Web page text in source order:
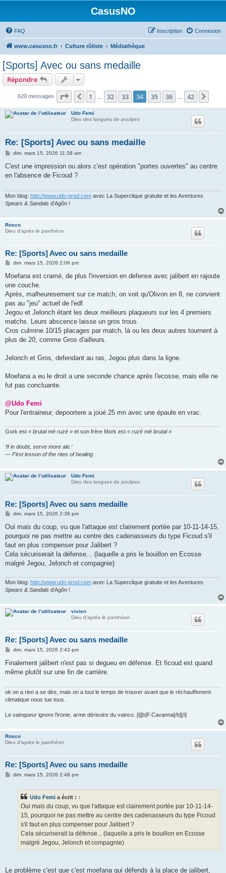
CasusNO
FAQ Connexion
Inscription
www.casusno.fr Culture rôliste Médiathèque
[Sports] Avec ou sans medaille
Répondre
620 messages Page 34 sur 42
Précédent
1 32 33 34 35 36 42
Udo Femi
Dieu des langues de poulpes
Re: [Sports] Avec ou sans medaille
M
s
a
dim. mars 15, 2026 11:38 am
C'est une impression ou alors c'est opération "portes ouvertes" au centre
en l'absence de Ficoud ?
Mon blog: http://www.udo-prod.com avec La Superclique gratuite et les Aventures
Spears & Sandals d'Agôn !
Rosco
Dieu d'après le panthéon
Re: [Sports] Avec ou sans medaille
M
s
a
g
dim. mars 15, 2026 2:06 pm
Moefana est cramé, de plus l'inversion en defense avec jalibert en rajoute
une couche.
Après, malheuresement sur ce match, on voit qu'Olivon en 8, ne convient
pas au "jeu" actuel de l'edf.
Jegou et Jelonch étant les deux meilleurs plaqueurs sur les 4 premiers
matchs. Leurs abscence laisse un gros trous.
Cros culmine 10/15 placages par match, là ou les deux autres tournent à
plus de 20, comme Gros d'ailleurs.
Jelonch et Gros, defendant au ras, Jegou plus dans la ligne.
Moefana a eu le droit a une seconde chance après l'ecosse, mais elle ne
fut pas concluante.
@Udo Femi
Pour l'entraineur, depoortere a joué 25 mn avec une épaule en vrac.
Gork est « brutal mè ruzé » et son frère Mork est « ruzé mè brutal »
‘If in doubt, serve more ale.’
— First lesson of the rites of healing
Udo Femi
Dieu des langues de poulpes
Re: [Sports] Avec ou sans medaille
M
s
a
g
dim. mars 15, 2026 2:39 pm
Oui mais du coup, vu que l'attaque est clairement portée par 10-11-14-15,
pourquoi ne pas mettre au centre des cadenasseurs du type Ficoud s'il
faut en plus compenser pour Jalibert ?
Cela sécuriserait la défense... (laquelle a pris le bouillon en Ecosse
malgré Jegou, Jelonch et compagnie)
Mon blog: http://www.udo-prod.com avec La Superclique gratuite et les Aventures
Spears & Sandals d'Agôn !
vivien
Dieu d'après le panthéon
Re: [Sports] Avec ou sans medaille
M
s
a
dim. mars 15, 2026 2:43 pm
Finalement jalibert n'est pas si degueu en défense. Et ficoud est quand
même plutôt sur une fin de carrière.
ok on a rien a se dire, mais on a tout le temps de trouver avant que le réchauffement
climatique nous tue tous.
Le vainqueur ignore l'ironie, arme dérisoire du vaincu. [i][b]F.Cavanna[/b][/i]
Rosco
Dieu d'après le panthéon
Re: [Sports] Avec ou sans medaille
Mdim. mars 15, 2026 2:48 pm
Udo Femi a écrit : ↑
Oui mais du coup, vu que l'attaque est clairement portée par 10-11-14-
15, pourquoi ne pas mettre au centre des cadenasseurs du type Ficoud
s'il faut en plus compenser pour Jalibert ?
Cela sécuriserait la défense... (laquelle a pris le bouillon en Ecosse
malgré Jegou, Jelonch et compagnie)
Le problème c'est que c'est moefana qui défends à la place de jalibert,